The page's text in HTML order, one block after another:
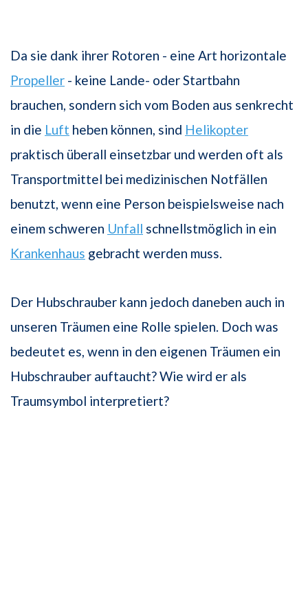
Da sie dank ihrer Rotoren - eine Art horizontale
Propeller - keine Lande- oder Startbahn
brauchen, sondern sich vom Boden aus senkrecht
in die Luft heben können, sind Helikopter
praktisch überall einsetzbar und werden oft als
Transportmittel bei medizinischen Notfällen
benutzt, wenn eine Person beispielsweise nach
einem schweren Unfall schnellstmöglich in ein
Krankenhaus gebracht werden muss.
Der Hubschrauber kann jedoch daneben auch in
unseren Träumen eine Rolle spielen. Doch was
bedeutet es, wenn in den eigenen Träumen ein
Hubschrauber auftaucht? Wie wird er als
Traumsymbol interpretiert?